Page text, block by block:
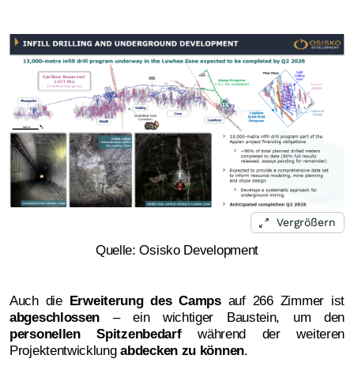
Vergrößern
Quelle: Osisko Development
Auch die Erweiterung des Campsauf 266 Zimmer ist
abgeschlossen – ein wichtiger Baustein, um den
personellen Spitzenbedarfwährend der weiteren
Projektentwicklungabdecken zu können.